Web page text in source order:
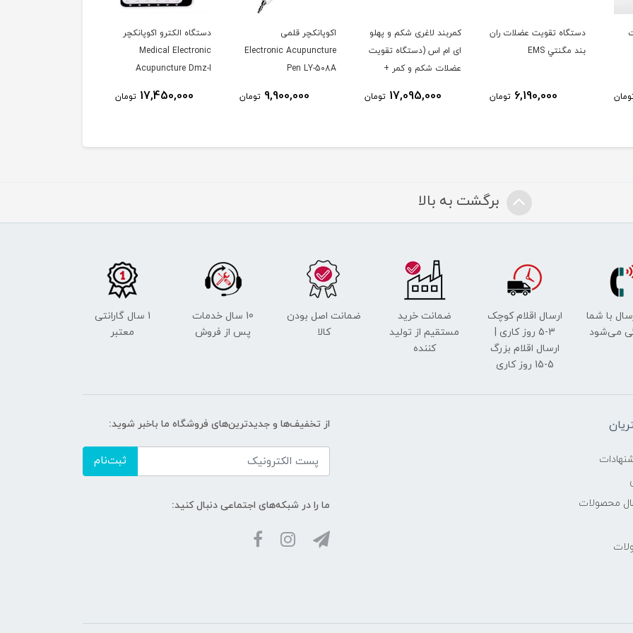
دستگاه تقويت عضلات ران
بند مگنتي EMS
6,190,000 تومان
کمربند لاغری شکم و پهلو
ای ام اس (دستگاه تقویت
عضلات شکم و کمر +
17,095,000 تومان
اکوپانکچر قلمی
Electronic Acupuncture
Pen LY-508A
9,900,000 تومان
دستگاه الکترو اکوپانکچر
Medical Electronic
Acupuncture Dmz-I
17,450,000 تومان
برگشت به بالا
با شما
می‌شود
ارسال اقلام کوچک
3-5 روز کاری |
ارسال اقلام بزرگ
5-15 روز کاری
ضمانت خرید
مستقیم از تولید
کننده
ضمانت اصل بودن
کالا
10 سال خدمات
پس از فروش
1 سال گارانتی
معتبر
محصولات
از تخفیف‌ها و جدیدترین‌های فروشگاه ما باخبر شوید:
ثبت‌نام
ما را در شبکه‌های اجتماعی دنبال کنید: